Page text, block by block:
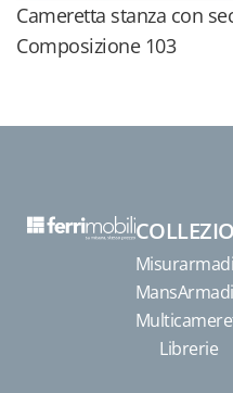
Cameretta stanza con
Composizione 103
Librerie